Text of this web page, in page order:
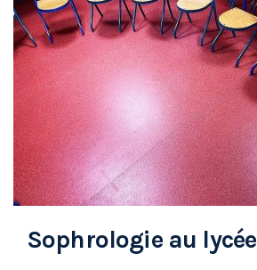
Sophrologie au lycée